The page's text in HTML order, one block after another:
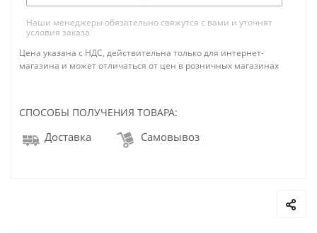
Наши менеджеры обязательно свяжутся с вами и уточнят
условия заказа
Цена указана с НДС, действительна только для интернет-
магазина и может отличаться от цен в розничных магазинах
СПОСОБЫ ПОЛУЧЕНИЯ ТОВАРА:
Доставка Самовывоз